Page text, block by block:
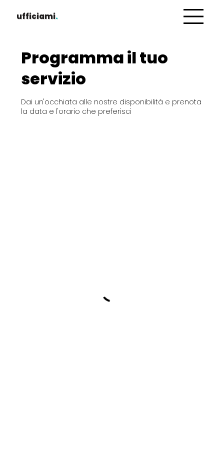
ufficiami.
Programma il tuo
servizio
Dai un'occhiata alle nostre disponibilità e prenota
la data e l'orario che preferisci